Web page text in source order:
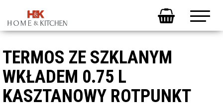
TERMOS ZE SZKLANYM
WKŁADEM 0.75 L
KASZTANOWY ROTPUNKT